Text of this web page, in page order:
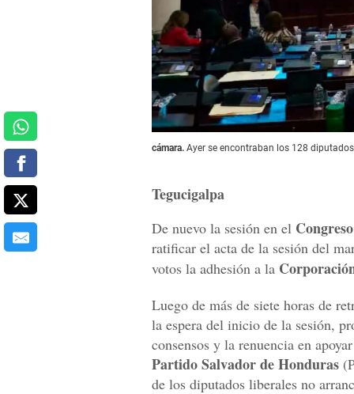
cámara. Ayer se encontraban los 128
Tegucigalpa
De nuevo la sesión en el
ratificar el acta de la sesión del
votos la adhesión a la
Luego de más de siete horas de
la espera del inicio de la sesión,
consensos y la renuencia en
Partido Salvador de Honduras
de los diputados liberales no